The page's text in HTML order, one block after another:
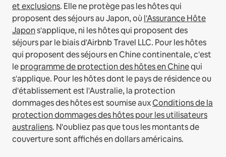
et exclusions. Elle ne protège pas les hôtes qui
proposent des séjours au Japon, où l'Assurance Hôte
Japons'applique, ni les hôtes qui proposent des
séjours par le biais d'Airbnb Travel LLC. Pour les hôtes
qui proposent des séjours en Chine continentale, c'est
leprogramme de protection des hôtes en Chinequi
s'applique. Pour les hôtes dont le pays de résidence ou
d'établissement est l'Australie, la protection
dommages des hôtes est soumise auxConditions de la
protection dommages des hôtes pour les utilisateurs
australiens. N'oubliez pas que tous les montants de
couverture sont affichés en dollars américains.